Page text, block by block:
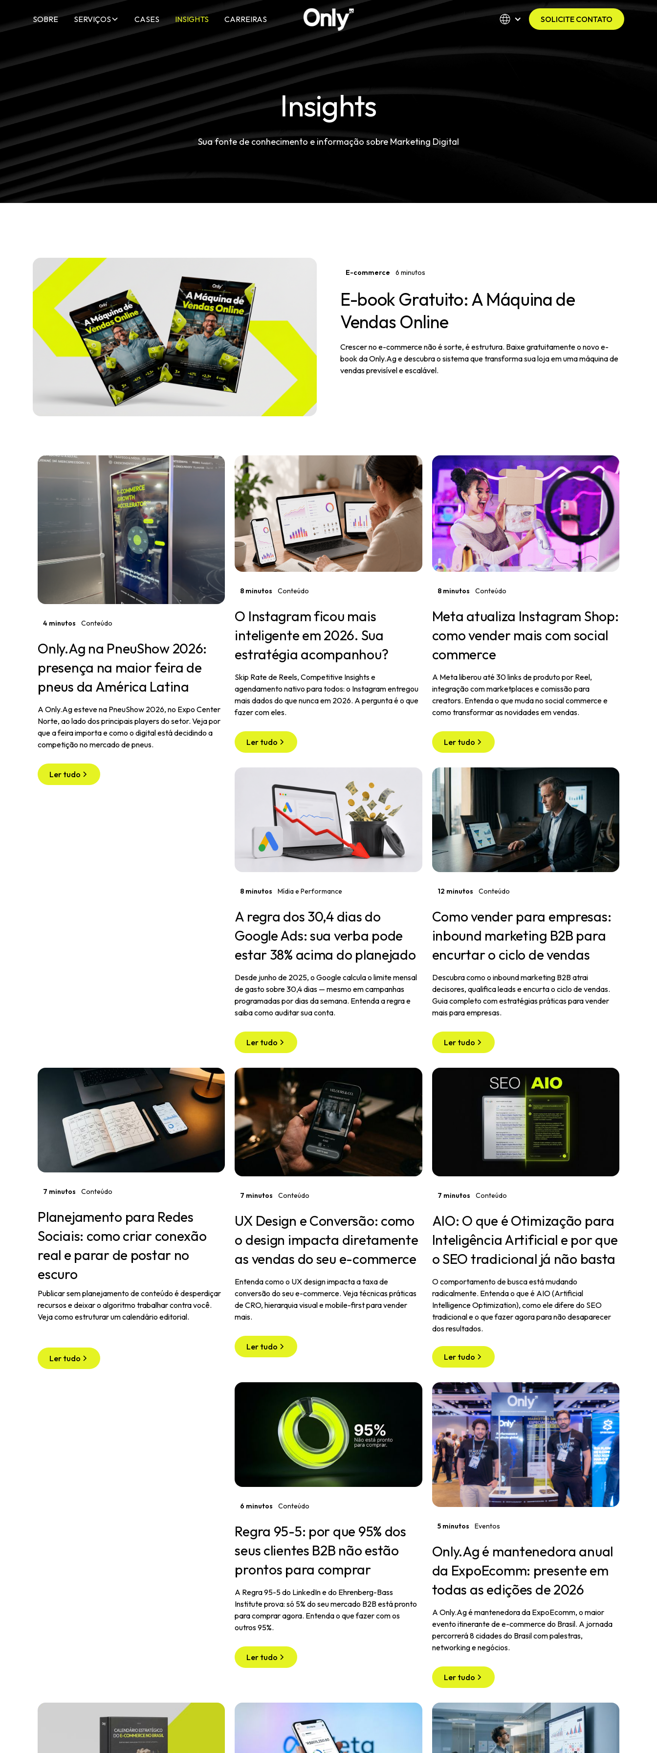
SOBRE SERVIÇOS CASES INSIGHTS CARREIRAS SOLICITE CONTATO
Insights
Sua fonte de conhecimento e informação sobre Marketing Digital
E-commerce 6 minutos
E-book Gratuito: A Máquina de
Vendas Online
Crescer no e-commerce não é sorte, é estrutura. Baixe gratuitamente o novo e-
book da Only.Ag e descubra o sistema que transforma sua loja em uma máquina de
vendas previsível e escalável.
4 minutos Conteúdo
Only.Ag na PneuShow 2026:
presença na maior feira de
pneus da América Latina
A Only.Ag esteve na PneuShow 2026, no Expo Center
Norte, ao lado dos principais players do setor. Veja por
que a feira importa e como o digital está decidindo a
competição no mercado de pneus.
Ler tudo
8 minutos Conteúdo
O Instagram ficou mais
inteligente em 2026. Sua
estratégia acompanhou?
Skip Rate de Reels, Competitive Insights e
agendamento nativo para todos: o Instagram entregou
mais dados do que nunca em 2026. A pergunta é o que
fazer com eles.
Ler tudo
8 minutos Conteúdo
Meta atualiza Instagram Shop:
como vender mais com social
commerce
A Meta liberou até 30 links de produto por Reel,
integração com marketplaces e comissão para
creators. Entenda o que muda no social commerce e
como transformar as novidades em vendas.
Ler tudo
8 minutos Mídia e Performance
A regra dos 30,4 dias do
Google Ads: sua verba pode
estar 38% acima do planejado
Desde junho de 2025, o Google calcula o limite mensal
de gasto sobre 30,4 dias — mesmo em campanhas
programadas por dias da semana. Entenda a regra e
saiba como auditar sua conta.
Ler tudo
12 minutos Conteúdo
Como vender para empresas:
inbound marketing B2B para
encurtar o ciclo de vendas
Descubra como o inbound marketing B2B atrai
decisores, qualifica leads e encurta o ciclo de vendas.
Guia completo com estratégias práticas para vender
mais para empresas.
Ler tudo
7 minutos Conteúdo
Planejamento para Redes
Sociais: como criar conexão
real e parar de postar no
escuro
Publicar sem planejamento de conteúdo é desperdiçar
recursos e deixar o algoritmo trabalhar contra você.
Veja como estruturar um calendário editorial.
Ler tudo
7 minutos Conteúdo
UX Design e Conversão: como
o design impacta diretamente
as vendas do seu e-commerce
Entenda como o UX design impacta a taxa de
conversão do seu e-commerce. Veja técnicas práticas
de CRO, hierarquia visual e mobile-first para vender
mais.
Ler tudo
7 minutos Conteúdo
AIO: O que é Otimização para
Inteligência Artificial e por que
o SEO tradicional já não basta
O comportamento de busca está mudando
radicalmente. Entenda o que é AIO (Artificial
Intelligence Optimization), como ele difere do SEO
tradicional e o que fazer agora para não desaparecer
dos resultados.
Ler tudo
6 minutos Conteúdo
Regra 95-5: por que 95% dos
seus clientes B2B não estão
prontos para comprar
A Regra 95-5 do LinkedIn e do Ehrenberg-Bass
Institute prova: só 5% do seu mercado B2B está pronto
para comprar agora. Entenda o que fazer com os
outros 95%.
Ler tudo
5 minutos Eventos
Only.Ag é mantenedora anual
da ExpoEcomm: presente em
todas as edições de 2026
A Only.Ag é mantenedora da ExpoEcomm, o maior
evento itinerante de e-commerce do Brasil. A jornada
percorrerá 8 cidades do Brasil com palestras,
networking e negócios.
Ler tudo